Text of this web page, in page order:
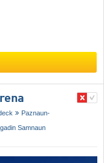
Paznaun-
Samnaun